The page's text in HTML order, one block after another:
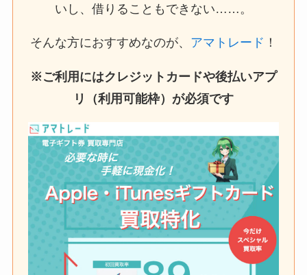
いし、借りることもできない……。
そんな方におすすめなのが、 アマトレード ！
※ご利用にはクレジットカードや後払いアプ
リ（利用可能枠）が必須です